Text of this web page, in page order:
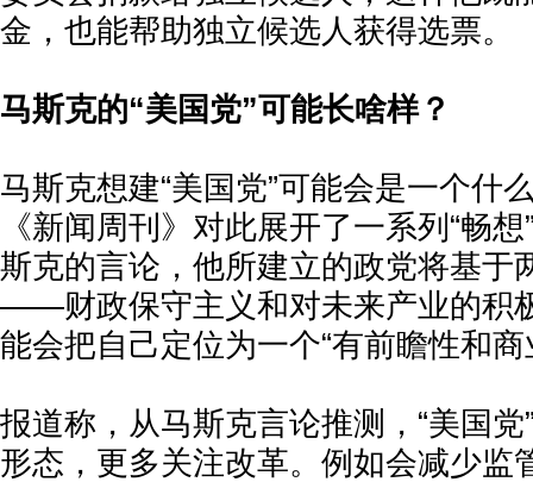
金，也能帮助独立候选人获得选票。
马斯克的“美国党”可能长啥样？
马斯克想建“美国党”可能会是一个什
《新闻周刊》对此展开了一系列“畅
斯克的言论，他所建立的政党将基于
——财政保守主义和对未来产业的积
能会把自己定位为一个“有前瞻性和
报道称，从马斯克言论推测，“美国
形态，更多关注改革。例如会减少监